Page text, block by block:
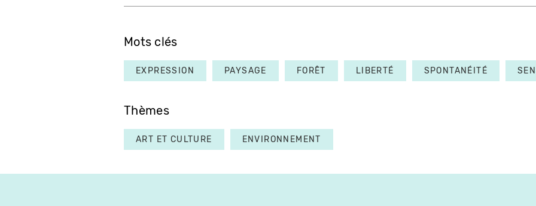
Mots clés
EXPRESSION PAYSAGE FORÊT LIBERTÉ SPONTANÉITÉ
Thèmes
ART ET CULTURE ENVIRONNEMENT